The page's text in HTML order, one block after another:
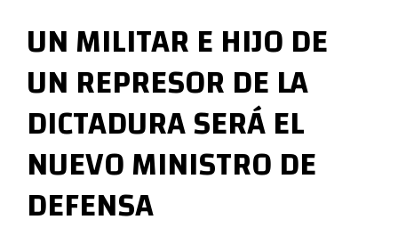
M
e
c
h
a
PERIODISMO DIGITAL
UN MILITAR E HIJO DE
UN REPRESOR DE LA
DICTADURA SERÁ EL
NUEVO MINISTRO DE
DEFENSA